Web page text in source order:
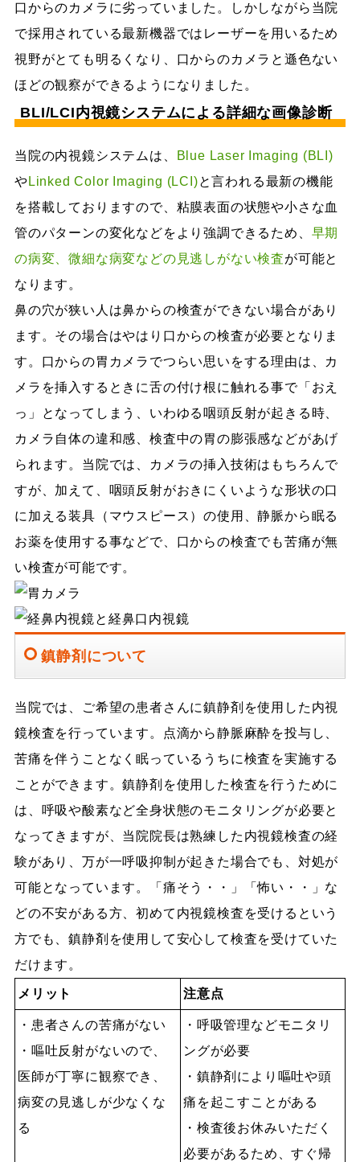
口からのカメラに劣っていました。しかしながら当院
で採用されている最新機器ではレーザーを用いるため
視野がとても明るくなり、口からのカメラと遜色ない
ほどの観察ができるようになりました。
BLI/LCI内視鏡システムによる詳細な画像診断
当院の内視鏡システムは、
Blue Laser Imaging (BLI)
や Linked Color Imaging (LCI)と言われる最新の機能
を搭載しておりますので、粘膜表面の状態や小さな血
管のパターンの変化などをより強調できるため、 早期
の病変、微細な病変などの見逃しがない検査が可能と
なります。
鼻の穴が狭い人は鼻からの検査ができない場合があり
ます。その場合はやはり口からの検査が必要となりま
す。口からの胃カメラでつらい思いをする理由は、カ
メラを挿入するときに舌の付け根に触れる事で「おえ
っ」となってしまう、いわゆる咽頭反射が起きる時、
カメラ自体の違和感、検査中の胃の膨張感などがあげ
られます。当院では、カメラの挿入技術はもちろんで
すが、加えて、咽頭反射がおきにくいような形状の口
に加える装具（マウスピース）の使用、静脈から眠る
お薬を使用する事などで、口からの検査でも苦痛が無
い検査が可能です。
鎮静剤について
当院では、ご希望の患者さんに鎮静剤を使用した内視
鏡検査を行っています。点滴から静脈麻酔を投与し、
苦痛を伴うことなく眠っているうちに検査を実施する
ことができます。鎮静剤を使用した検査を行うために
は、呼吸や酸素など全身状態のモニタリングが必要と
なってきますが、当院院長は熟練した内視鏡検査の経
験があり、万が一呼吸抑制が起きた場合でも、対処が
可能となっています。「痛そう・・」「怖い・・」な
どの不安がある方、初めて内視鏡検査を受けるという
方でも、鎮静剤を使用して安心して検査を受けていた
だけます。
メリット 注意点
・患者さんの苦痛がない
・嘔吐反射がないので、
医師が丁寧に観察でき、
病変の見逃しが少なくな
る
・呼吸管理などモニタリ
ングが必要
・鎮静剤により嘔吐や頭
痛を起こすことがある
・検査後お休みいただく
必要があるため、すぐ帰